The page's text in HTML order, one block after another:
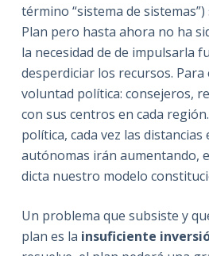
término “sistema de
Plan pero hasta ahora no ha
la necesidad de de impulsarla
desperdiciar los recursos. Para
voluntad política: consejeros,
con sus centros en cada
política, cada vez las
autónomas irán aumentando,
dicta nuestro modelo
Un problema que subsiste y
plan es la insuficiente